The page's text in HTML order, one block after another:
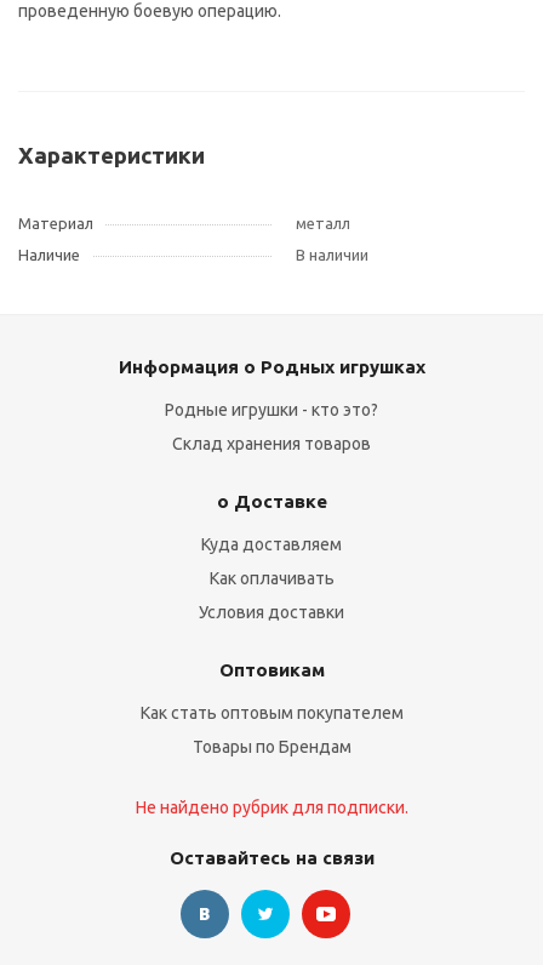
проведенную боевую операцию.
Характеристики
Материал
металл
Наличие
В наличии
Информация о Родных игрушках
Родные игрушки - кто это?
Склад хранения товаров
о Доставке
Куда доставляем
Как оплачивать
Условия доставки
Оптовикам
Как стать оптовым покупателем
Товары по Брендам
Не найдено рубрик для подписки.
Оставайтесь на связи